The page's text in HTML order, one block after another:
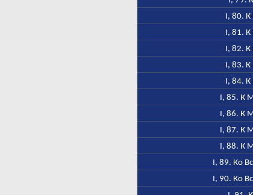
I, 80.
I, 81.
I, 82.
I, 83.
I, 84.
I, 85. К
I, 86. К
I, 87. К
I, 88. К
I, 89. Ко
I, 90. Ко